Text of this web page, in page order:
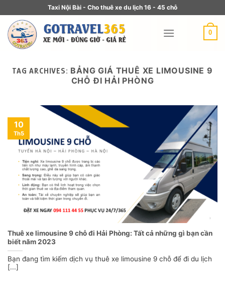
Taxi Nội Bài - Cho thuê xe du lịch 16 - 45 chỗ
0
TAG ARCHIVES: BẢNG GIÁ THUÊ XE LIMOUSINE 9
CHỖ ĐI HẢI PHÒNG
Thuê xe limousine 9 chỗ đi Hải Phòng: Tất cả những gì bạn cần
biết năm 2023
Bạn đang tìm kiếm dịch vụ thuê xe limousine 9 chỗ để đi du lịch
[...]
10
Th5